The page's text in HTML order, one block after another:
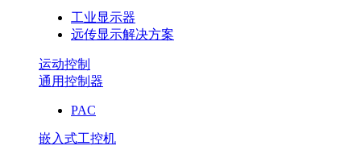
工业显示器
远传显示解决方案
运动控制
通用控制器
PAC
嵌入式工控机